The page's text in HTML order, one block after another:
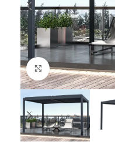
Click to enlarge